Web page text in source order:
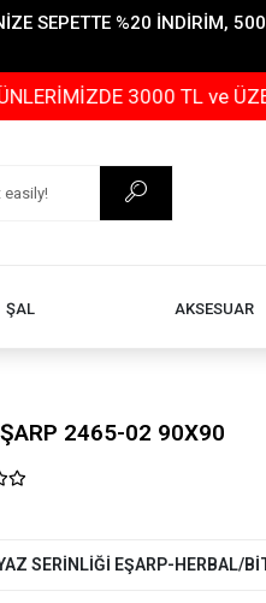
SEPETTE %20 İNDİRİM,
3000 TL ve ÜZERİ
ŞAL AKSESUAR
2465-02 90X90
SERİNLİĞİ EŞARP-HERBAL/